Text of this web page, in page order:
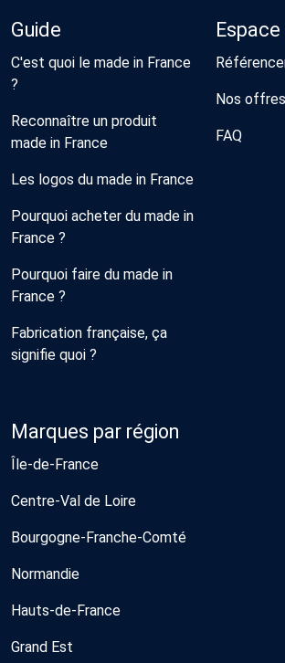
Guide
C'est quoi le made in France
?
Reconnaître un produit
made in France
Les logos du made in France
Pourquoi acheter du made in
France ?
Pourquoi faire du made in
France ?
Fabrication française, ça
signifie quoi ?
Espace
Nos offres
FAQ
Marques par région
Île-de-France
Centre-Val de Loire
Bourgogne-Franche-Comté
Normandie
Hauts-de-France
Grand Est